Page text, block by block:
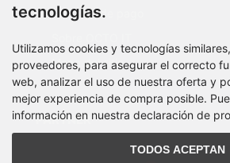
Métodos de pago
Mapa del sitio
PARTNER
tecnologías.
Utilizamos cookies y tecnologías
proveedores, para asegurar el correcto
web, analizar el uso de nuestra oferta y
mejor experiencia de compra posible.
información en nuestra declaración de
TODOS ACEPTAN